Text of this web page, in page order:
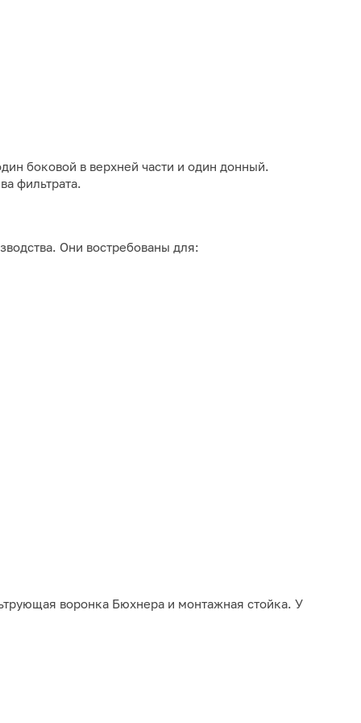
боковой в верхней части и один донный.
фильтрата.
Они востребованы для:
воронка Бюхнера и монтажная стойка. У